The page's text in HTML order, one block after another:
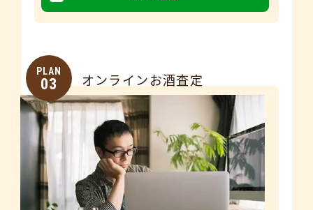
PLAN
03 オンラインお酒査定